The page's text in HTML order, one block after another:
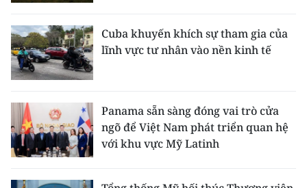
Cuba khuyến khích sự tham gia của
lĩnh vực tư nhân vào nền kinh tế
Panama sẵn sàng đóng vai trò cửa
ngõ để Việt Nam phát triển quan hệ
với khu vực Mỹ Latinh